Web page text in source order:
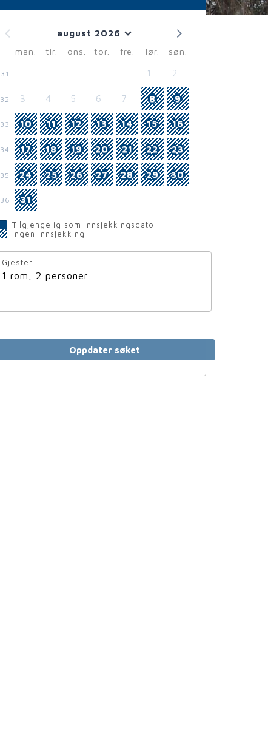
august 2026
man.
tir. ons. tor. fre. lør. søn.
31 1 2
32 3 4 5 6 7 8 9
33 10 11 12 13 14 15 16
34 17 18 19 20 21 22 23
35 24 25 26 27 28 29 30
36 31
Tilgjengelig som innsjekkingsdato
Ingen innsjekking
Gjester
1 rom, 2 personer
Oppdater søket